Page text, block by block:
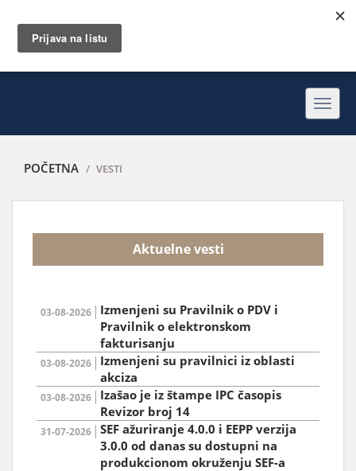
POČETNA VESTI
Aktuelne vesti
03-08-2026
Izmenjeni su Pravilnik o PDV i
Pravilnik o elektronskom
fakturisanju
03-08-2026
Izmenjeni su pravilnici iz oblasti
akciza
03-08-2026
Izašao je iz štampe IPC časopis
Revizor broj 14
31-07-2026
SEF ažuriranje 4.0.0 i EEPP verzija
3.0.0 od danas su dostupni na
produkcionom okruženju SEF-a